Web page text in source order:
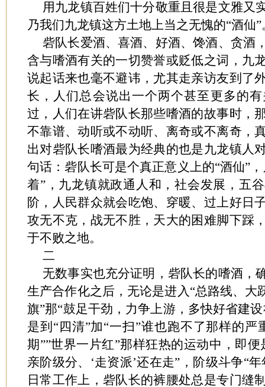
用九龙镇百姓们十分敬重且很是文雅又
乃我们九龙镇这方土地上当之无愧的“酒仙”
砦队长爱酒、喜酒、好酒、馋酒、贪酒
含与嗜酒有关的一切赞誉或贬低之词，九
说起话来也毫不避讳，尤其走亲访友到了
长，人们总会说出一个两个甚至更多的
过，人们在讲砦队长那些嗜酒的故事时，
不靠谱、动听或不动听、离奇或不离奇，
出对砦队长嗜酒最为经典的也是九龙镇人
句话：砦队长可是个真正意义上的“酒仙”
着”，九龙镇就政通人和，社会发展，五
阶，人民群众就会吃饱、穿暖、过上好日
攻无不克，战无不胜，天大的困难脚下踩
于不败之地。
二
无数事实也充分证明，砦队长的嗜酒，
生产合作化之后，无论是进入“总路线、大
旗”那“鼓足干劲，力争上游，多快好省建
是到“四清”加“一扫”谁也跑不了那样的严
期””世界一片红”那样狂热的运动中，即
亲阶级分、‘走资派’还在走”，阶级斗争“
日常工作上，砦队长的裤腰处总是专门缝